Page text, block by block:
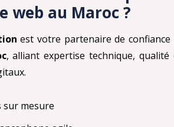
web au Maroc ?
est votre partenaire de confiance
, alliant expertise technique,
sur mesure